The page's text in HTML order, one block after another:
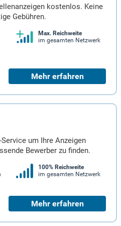
kostenlos. Keine
Gebühren.
Max. Reichweite
im gesamten Netzwerk
Mehr erfahren
um Ihre Anzeigen
Bewerber zu finden.
100% Reichweite
im gesamten Netzwerk
Mehr erfahren